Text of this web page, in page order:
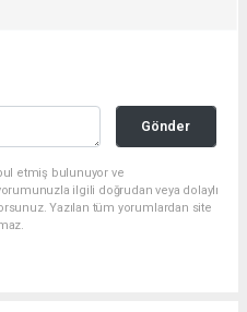
Gönder
etmiş bulunuyor ve
ilgili doğrudan veya dolaylı
Yazılan tüm yorumlardan site